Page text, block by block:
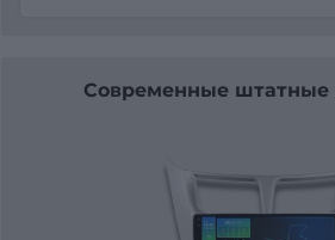
Современные штатные